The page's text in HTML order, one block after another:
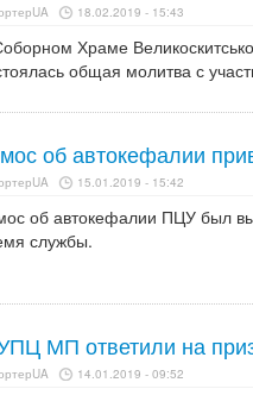
18.02.2019 - 15:43
Храме
общая молитва с
об автокефалии
15.01.2019 - 15:42
об автокефалии ПЦУ был
службы.
МП ответили на
14.01.2019 - 09:52